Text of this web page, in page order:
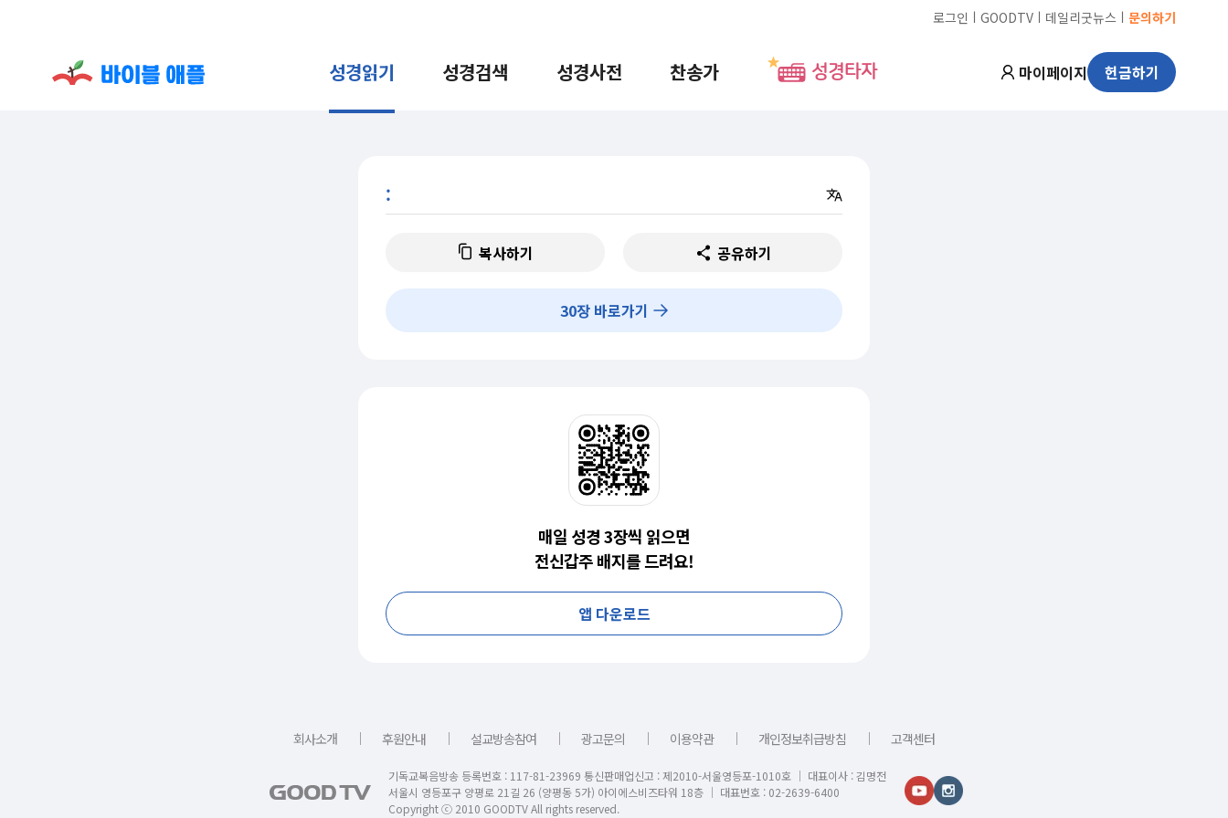
로그인 ㅣ GOODTV ㅣ 데일리굿뉴스 ㅣ 문의하기
성경읽기 성경검색 성경사전 찬송가 성경타자 마이페이지 헌금하기
:
복사하기 공유하기
30장 바로가기
매일 성경 3장씩 읽으면
전신갑주 배지를 드려요!
앱 다운로드
회사소개 ｜ 후원안내 ｜ 설교방송참여 ｜ 광고문의 ｜ 이용약관 ｜ 개인정보취급방침 ｜ 고객센터
기독교복음방송 등록번호 : 117-81-23969 통신판매업신고 : 제2010-서울영등포-1010호 │ 대표이사 : 김명전
서울시 영등포구 양평로 21길 26 (양평동 5가) 아이에스비즈타워 18층 │ 대표번호 : 02-2639-6400
Copyright ⓒ 2010 GOODTV All rights reserved.